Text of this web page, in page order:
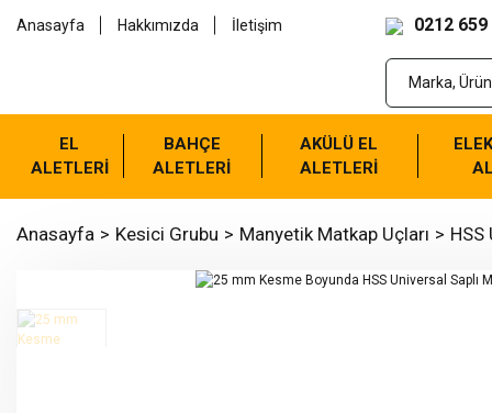
Anasayfa Hakkımızda İletişim 0212 659
EL
ALETLERİ
BAHÇE
ALETLERİ
AKÜLÜ EL
ALETLERİ
Anasayfa Kesici Grubu Manyetik Matkap Uçları HSS